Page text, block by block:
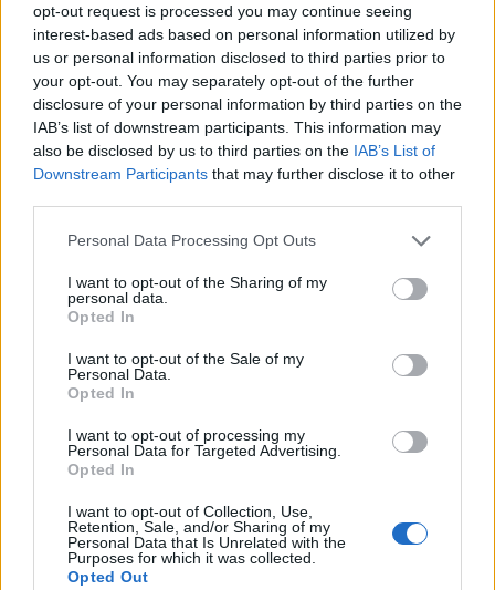
opt-out request is processed you may continue seeing
interest-based ads based on personal information utilized by
us or personal information disclosed to third parties prior to
your opt-out. You may separately opt-out of the further
disclosure of your personal information by third parties on the
IAB’s list of downstream participants. This information may
also be disclosed by us to third parties on the IAB’s List of
Downstream Participants that may further disclose it to other
Personal Data Processing Opt Outs
I want to opt-out of the Sharing of my
personal data.
Opted In
I want to opt-out of the Sale of my
Personal Data.
Opted In
I want to opt-out of processing my
Personal Data for Targeted Advertising.
Opted In
I want to opt-out of Collection, Use,
Retention, Sale, and/or Sharing of my
Personal Data that Is Unrelated with the
Purposes for which it was collected.
Opted Out
Věk: 40
Město: Brno
Okres: Brno-venkov
Země: Česko
Kontakt
Napsat uživateli vzkaz
Registrace od: 15.01.2021 17:26
Online: Není nikde online
Naposledy aktivní: 20.04.2025 03:39
Profil zobrazen : 27x
Sledované diskuze:Informace pro uživatele
Poslední 3 příspěvky na mé zdi